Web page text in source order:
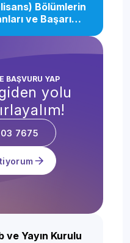
Bölümlerin
ve Başarı
BAŞVURU YAP
yolu
7675
ve Yayın Kurulu